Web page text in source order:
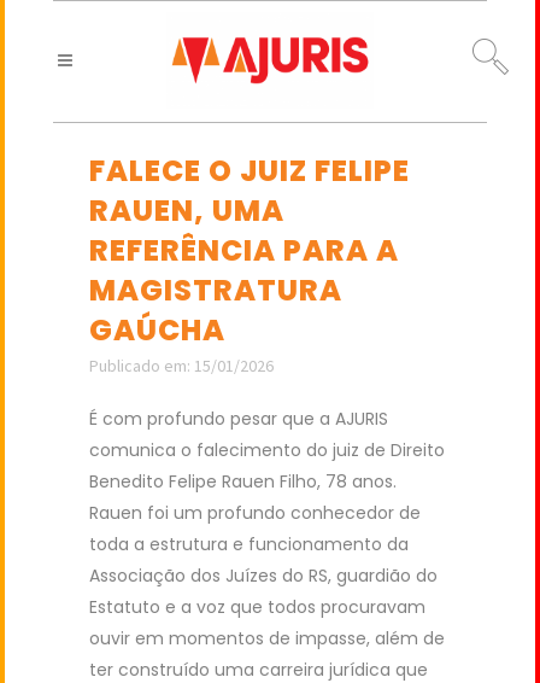
FALECE O JUIZ FELIPE
RAUEN, UMA
REFERÊNCIA PARA A
MAGISTRATURA
GAÚCHA
Publicado em: 15/01/2026
É com profundo pesar que a AJURIS
comunica o falecimento do juiz de Direito
Benedito Felipe Rauen Filho, 78 anos.
Rauen foi um profundo conhecedor de
toda a estrutura e funcionamento da
Associação dos Juízes do RS, guardião do
Estatuto e a voz que todos procuravam
ouvir em momentos de impasse, além de
ter construído uma carreira jurídica que